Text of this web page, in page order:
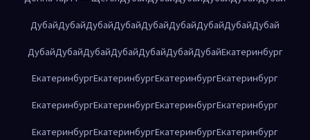
ДубайДубайДубайДубайДубайДубайДубайДубайДубай
ДубайДубайДубайДубайДубайДубайДубайЕкатеринбург
ЕкатеринбургЕкатеринбургЕкатеринбургЕкатеринбург
ЕкатеринбургЕкатеринбургЕкатеринбургЕкатеринбург
ЕкатеринбургЕкатеринбургЕкатеринбургЕкатеринбург